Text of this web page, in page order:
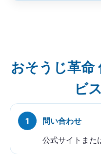
おそうじ革命
ビ
問い合わせ
公式サイトまた